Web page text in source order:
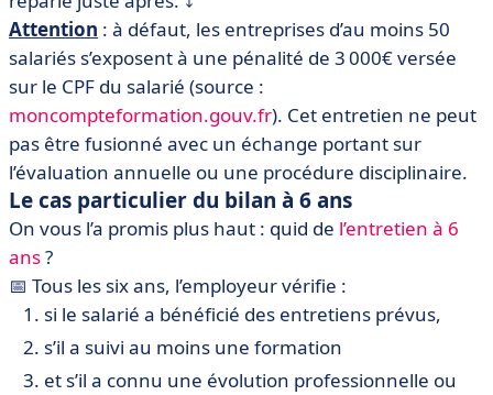
Attention : à défaut, les entreprises d’au moins 50
salariés s’exposent à une pénalité de 3 000€ versée
sur le CPF du salarié (source :
moncompteformation.gouv.fr). Cet entretien ne peut
pas être fusionné avec un échange portant sur
l’évaluation annuelle ou une procédure disciplinaire.
Le cas particulier du bilan à 6 ans
On vous l’a promis plus haut : quid de l’entretien à 6
ans?
📅 Tous les six ans, l’employeur vérifie :
si le salarié a bénéficié des entretiens prévus,
s’il a suivi au moins une formation
et s’il a connu une évolution professionnelle ou